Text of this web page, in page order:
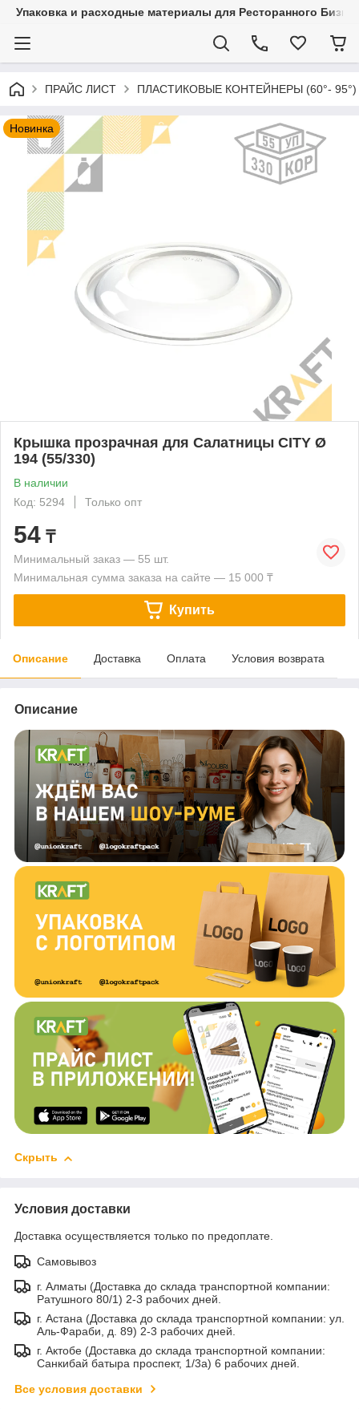
Упаковка и расходные материалы для Ресторанного
ПРАЙС ЛИСТ ПЛАСТИКОВЫЕ КОНТЕЙНЕРЫ (60°- 95°)
Новинка
Крышка прозрачная для Салатницы CITY Ø
194 (55/330)
В наличии
Код: 5294
Только опт
54 ₸
Минимальный заказ — 55 шт.
Минимальная сумма заказа на сайте — 15 000 ₸
Купить
Описание Доставка Оплата Условия возврата
Описание
Скрыть
Условия доставки
Доставка осуществляется только по предоплате.
Самовывоз
г. Алматы (Доставка до склада транспортной компании:
Ратушного 80/1) 2-3 рабочих дней.
г. Астана (Доставка до склада транспортной компании: ул.
Аль-Фараби, д. 89) 2-3 рабочих дней.
г. Актобе (Доставка до склада транспортной компании:
Санкибай батыра проспект, 1/3а) 6 рабочих дней.
Все условия доставки